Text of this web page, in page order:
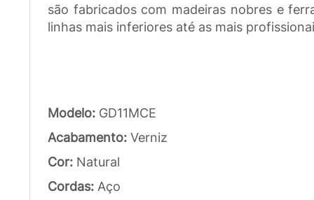
são fabricados com madeiras nobres e
linhas mais inferiores até as mais
Modelo: GD11MCE
Acabamento: Verniz
Cor: Natural
Cordas: Aço